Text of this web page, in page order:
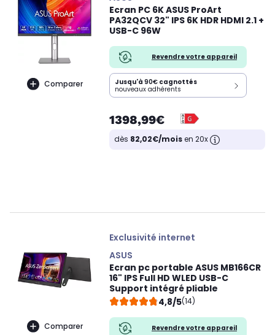
Comparer
Ecran PC 6K ASUS ProArt
PA32QCV 32" IPS 6K HDR HDMI 2.1 +
USB-C 96W
Revendre votre appareil
Jusqu'à 90€ cagnottés
nouveaux adhérents
1398,99€
dès 82,02€/moisen 20x
Comparer
Exclusivité internet
ASUS
Ecran pc portable ASUS MB166CR
16" IPS Full HD WLED USB-C
Support intégré pliable
4,8/5(14)
Revendre votre appareil